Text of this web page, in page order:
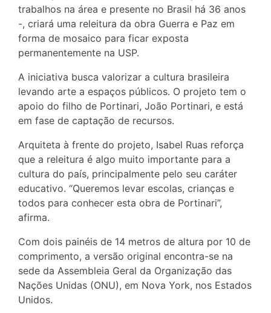
trabalhos na área e presente no Brasil há 36 anos
-, criará uma releitura da obra Guerra e Paz em
forma de mosaico para ficar exposta
permanentemente na USP.
A iniciativa busca valorizar a cultura brasileira
levando arte a espaços públicos. O projeto tem o
apoio do filho de Portinari, João Portinari, e está
em fase de captação de recursos.
Arquiteta à frente do projeto, Isabel Ruas reforça
que a releitura é algo muito importante para a
cultura do país, principalmente pelo seu caráter
educativo. “Queremos levar escolas, crianças e
todos para conhecer esta obra de Portinari”,
afirma.
Com dois painéis de 14 metros de altura por 10 de
comprimento, a versão original encontra-se na
sede da Assembleia Geral da Organização das
Nações Unidas (ONU), em Nova York, nos Estados
Unidos.